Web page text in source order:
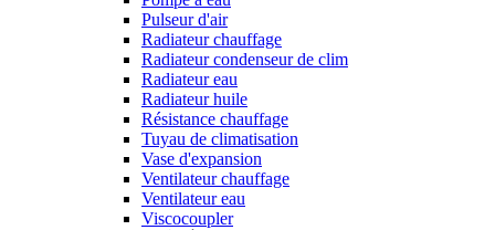
Pulseur d'air
Radiateur chauffage
Radiateur condenseur de clim
Radiateur eau
Radiateur huile
Résistance chauffage
Tuyau de climatisation
Vase d'expansion
Ventilateur chauffage
Ventilateur eau
Viscocoupler